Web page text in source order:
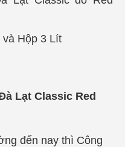
Hộp 3 Lít
Lạt Classic Red
đến nay thì Công